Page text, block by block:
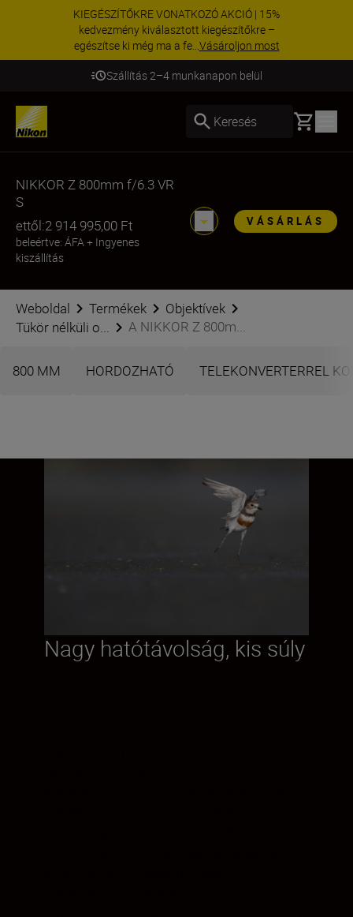
KIEGÉSZÍTŐKRE VONATKOZÓ AKCIÓ | 15%
kedvezmény kiválasztott kiegészítőkre –
egészítse ki még ma a fe...Vásároljon most
Szállítás 2–4 munkanapon belül
Keresés Basket
NIKKOR Z 800mm f/6.3 VR
S
ettől:2 914 995,00 Ft
beleértve: ÁFA+ Ingyenes
kiszállítás
VÁSÁRLÁS
Weboldal Termékek
Objektívek
Tükör nélküli o...
A NIKKOR Z 800m...
800 MM HORDOZHATÓ TELEKONVERTERREL
Nagy hatótávolság, kis súly